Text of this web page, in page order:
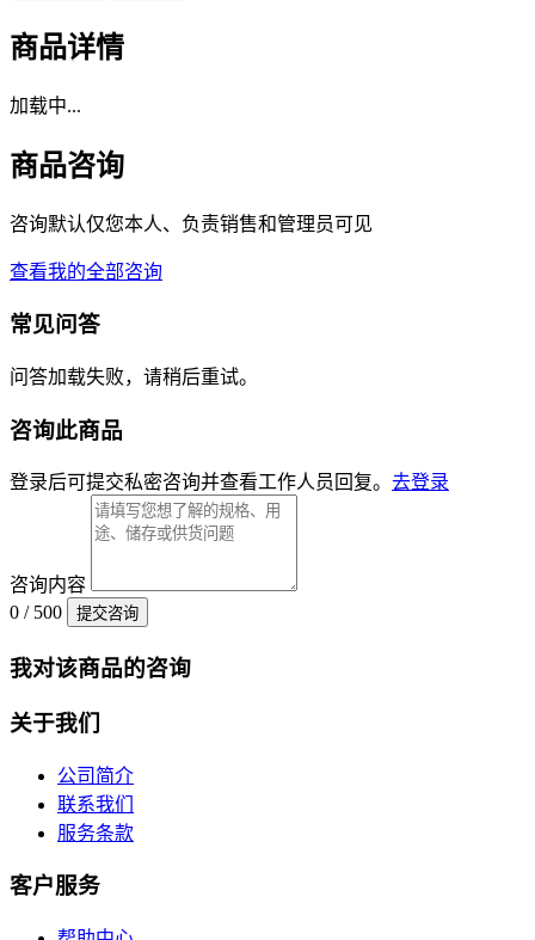
商品详情
加载中...
商品咨询
咨询默认仅您本人、负责销售和管理员可见
查看我的全部咨询
常见问答
问答加载失败，请稍后重试。
咨询此商品
登录后可提交私密咨询并查看工作人员回复。 去登录
咨询内容
0 / 500
提交咨询
我对该商品的咨询
关于我们
公司简介
联系我们
服务条款
客户服务